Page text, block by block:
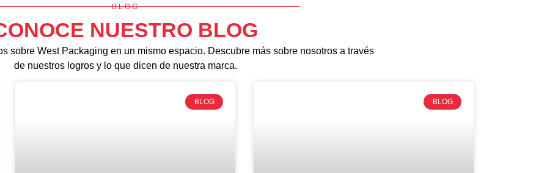
BLOG
NUESTRO BLOG
sobre West Packaging en un mismo espacio. Descubre más sobre nosotros a través
de nuestros logros y lo que dicen de nuestra marca.
BLOG BLOG